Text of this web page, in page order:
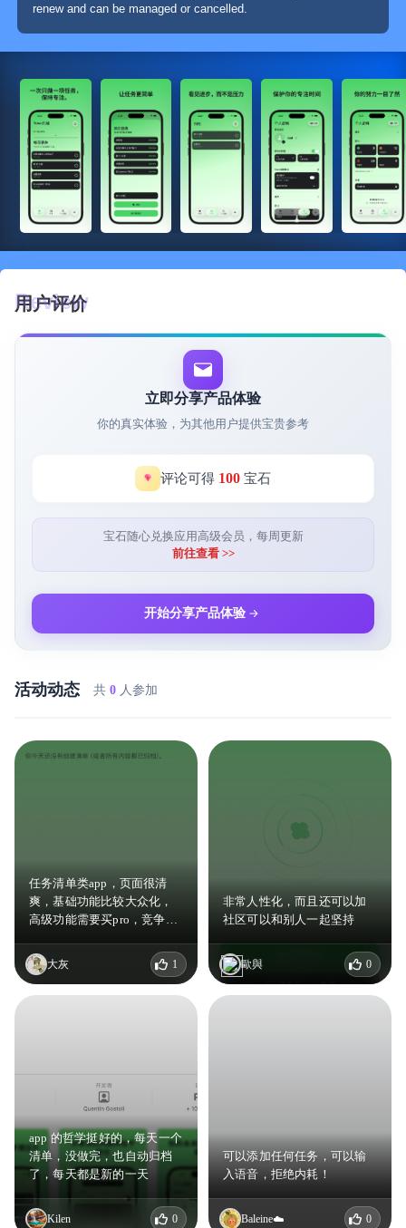
renew and can be managed or cancelled.
用户评价
立即分享产品体验
你的真实体验，为其他用户提供宝贵参考
评论可得 100 宝石
宝石随心兑换应用高级会员，每周更新
前往查看 >>
开始分享产品体验
活动动态 共 0 人参加
任务清单类app，页面很清
爽，基础功能比较大众化，
高级功能需要买pro，竞争力
大灰 1
非常人性化，而且还可以加
社区可以和别人一起坚持
歐與 0
app 的哲学挺好的，每天一个
清单，没做完，也自动归档
了，每天都是新的一天
Kilen 0
可以添加任何任务，可以输
入语音，拒绝内耗！
Baleine☁️ 0